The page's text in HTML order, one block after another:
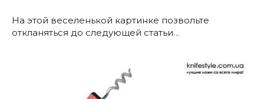
На этой веселенькой картинке позвольте
откланяться до следующей статьи…